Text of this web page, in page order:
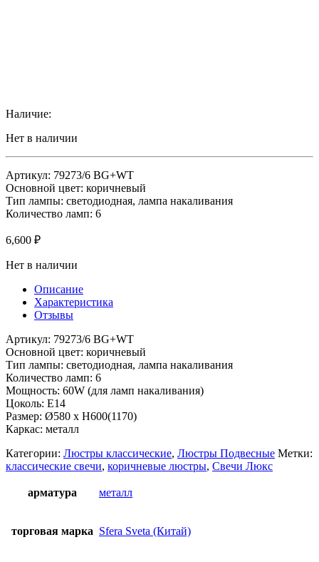
Наличие:
Нет в наличии
Артикул: 79273/6 BG+WT
Основной цвет: коричневый
Тип лампы: светодиодная, лампа накаливания
Количество ламп: 6
6,600 ₽
Нет в наличии
Описание
Характеристика
Отзывы
Артикул: 79273/6 BG+WT
Основной цвет: коричневый
Тип лампы: светодиодная, лампа накаливания
Количество ламп: 6
Мощность: 60W (для ламп накаливания)
Цоколь: Е14
Размер: Ø580 x H600(1170)
Каркас: металл
Категории: Люстры классические, Люстры Подвесные Метки:
классические свечи, коричневые люстры, Свечи Люкс
арматура металл
торговая марка Sfera Sveta (Китай)